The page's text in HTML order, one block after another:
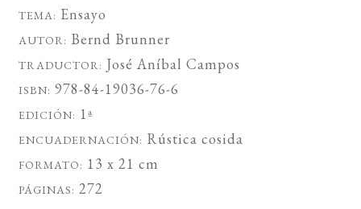
TEMA: Ensayo
AUTOR: Bernd Brunner
TRADUCTOR: José Aníbal Campos
ISBN: 978-84-19036-76-6
EDICIÓN: 1ª
ENCUADERNACIÓN: Rústica cosida
FORMATO: 13 x 21 cm
PÁGINAS: 272